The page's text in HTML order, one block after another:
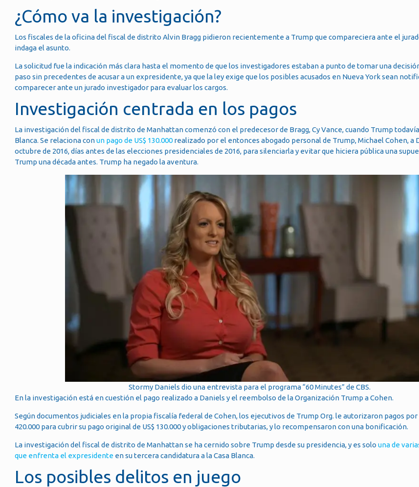
¿Cómo va la investigación?
Los fiscales de la oficina del fiscal de distrito Alvin Bragg pidieron recientemente a Trump que compareciera ante el
indaga el asunto.
La solicitud fue la indicación más clara hasta el momento de que los investigadores estaban a punto de tomar una
paso sin precedentes de acusar a un expresidente, ya que la ley exige que los posibles acusados en Nueva York sean
comparecer ante un jurado investigador para evaluar los cargos.
Investigación centrada en los pagos
La investigación del fiscal de distrito de Manhattan comenzó con el predecesor de Bragg, Cy Vance, cuando Trump
Blanca. Se relaciona conun pago de US$ 130.000realizado por el entonces abogado personal de Trump, Michael Cohen, a
octubre de 2016, días antes de las elecciones presidenciales de 2016, para silenciarla y evitar que hiciera pública una
Trump una década antes. Trump ha negado la aventura.
Stormy Daniels dio una entrevista para el programa “60 Minutes” de CBS.
En la investigación está en cuestión el pago realizado a Daniels y el reembolso de la Organización Trump a Cohen.
Según documentos judiciales en la propia fiscalía federal de Cohen, los ejecutivos de Trump Org. le autorizaron pagos por
420.000 para cubrir su pago original de US$ 130.000 y obligaciones tributarias, y lo recompensaron con una bonificación.
La investigación del fiscal de distrito de Manhattan se ha cernido sobre Trump desde su presidencia, y es solo una de
que enfrenta el expresidente en su tercera candidatura a la Casa Blanca.
Los posibles delitos en juego